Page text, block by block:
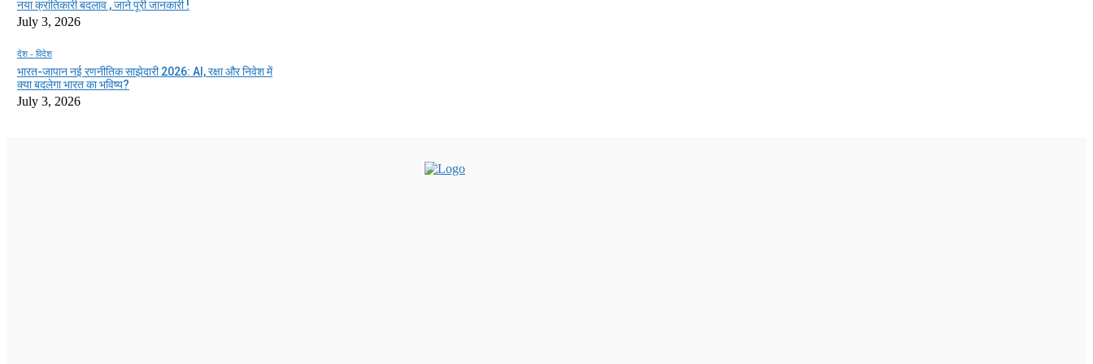
नया क्रांतिकारी बदलाव , जाने पूरी जानकारी !
July 3, 2026
देश - विदेश
भारत-जापान नई रणनीतिक साझेदारी 2026: AI, रक्षा और निवेश में
क्या बदलेगा भारत का भविष्य?
July 3, 2026